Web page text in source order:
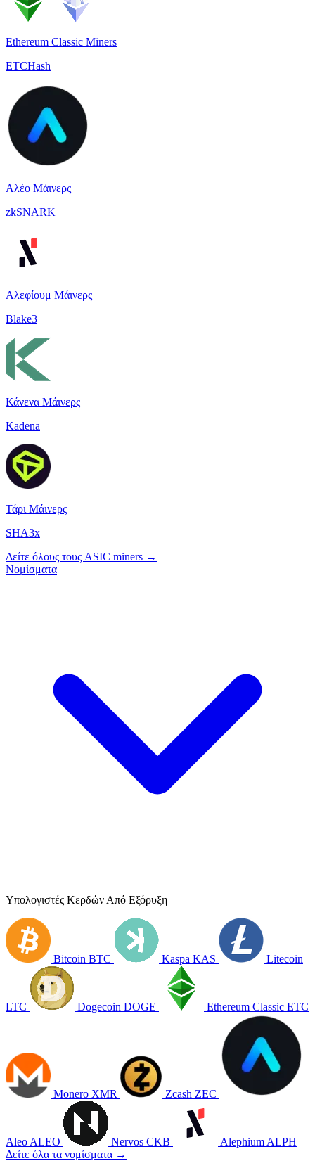
Ethereum Classic Miners
ETCHash
Αλέο Μάινερς
zkSNARK
Αλεφίουμ Μάινερς
Blake3
Κάνενα Μάινερς
Kadena
Τάρι Μάινερς
SHA3x
Δείτε όλους τους ASIC miners →
Νομίσματα
Υπολογιστές Κερδών Από Εξόρυξη
Bitcoin BTC Kaspa KAS Litecoin
LTC Dogecoin DOGE Ethereum Classic ETC
Monero XMR Zcash ZEC
Aleo ALEO Nervos CKB Alephium ALPH
Δείτε όλα τα νομίσματα →